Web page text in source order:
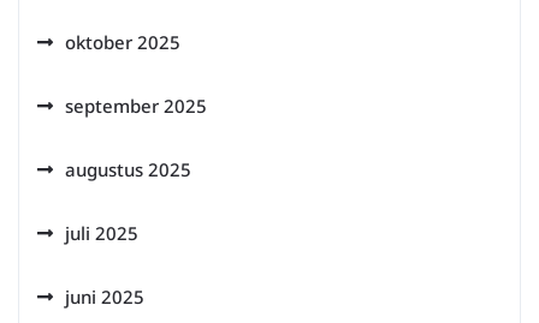
oktober 2025
september 2025
augustus 2025
juli 2025
juni 2025